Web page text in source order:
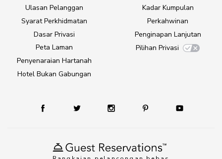
Ulasan Pelanggan
Syarat Perkhidmatan
Dasar Privasi
Peta Laman
Penyenaraian Hartanah
Hotel Bukan Gabungan
Kadar Kumpulan
Perkahwinan
Penginapan Lanjutan
Pilihan Privasi